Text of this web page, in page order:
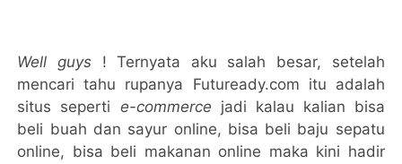
Well guys ! Ternyata aku salah besar, setelah
mencari tahu rupanya Futuready.com itu adalah
situs seperti e-commerce jadi kalau kalian bisa
beli buah dan sayur online, bisa beli baju sepatu
online, bisa beli makanan online maka kini hadir